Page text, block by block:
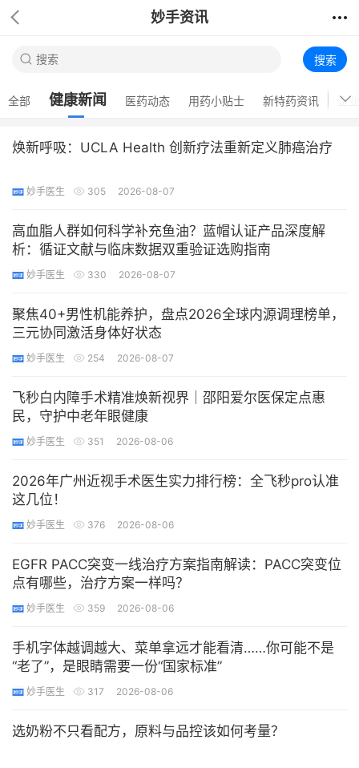
妙手资讯
搜索
全部 健康新闻 医药动态 用药小贴士 新特药资讯 企
焕新呼吸：UCLA Health 创新疗法重新定义肺癌治疗
妙手医生 305 2026-08-07
高血脂人群如何科学补充鱼油？蓝帽认证产品深度解
析：循证文献与临床数据双重验证选购指南
妙手医生 330 2026-08-07
聚焦40+男性机能养护，盘点2026全球内源调理榜单，
三元协同激活身体好状态
妙手医生 254 2026-08-07
飞秒白内障手术精准焕新视界｜邵阳爱尔医保定点惠
民，守护中老年眼健康
妙手医生 351 2026-08-06
2026年广州近视手术医生实力排行榜：全飞秒pro认准
这几位！
妙手医生 376 2026-08-06
EGFR PACC突变一线治疗方案指南解读：PACC突变位
点有哪些，治疗方案一样吗？
妙手医生 359 2026-08-06
手机字体越调越大、菜单拿远才能看清……你可能不是
“老了”，是眼睛需要一份“国家标准”
妙手医生 317 2026-08-06
选奶粉不只看配方，原料与品控该如何考量？